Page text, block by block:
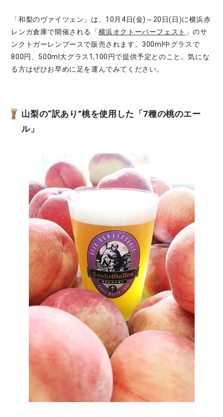
「和梨のヴァイツェン」は、10月4日(金)～20日(日)に横浜赤
レンガ倉庫で開催される「横浜オクトーバーフェスト 」のサ
ンクトガーレンブースで販売されます。300ml中グラスで
800円、500ml大グラス1,100円で提供予定とのこと。気にな
る方はぜひお早めに足を運んでみてください。
山梨の“訳あり”桃を使用した「7種の桃のエー
ル」